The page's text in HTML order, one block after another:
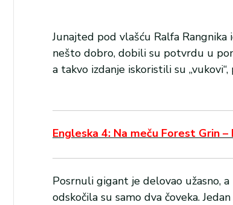
Junajted pod vlašću Ralfa
nešto dobro, dobili su potvrdu u
a takvo izdanje iskoristili su
Engleska 4: Na meču Forest Grin
Posrnuli gigant je delovao užasno,
odskočila su samo dva čoveka.